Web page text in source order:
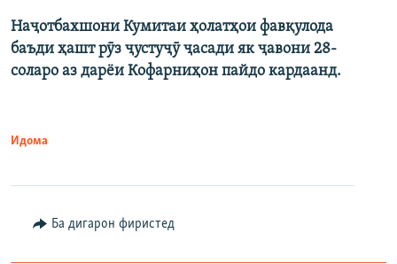
Наҷотбахшони Кумитаи ҳолатҳои фавқулода
баъди ҳашт рӯз ҷустуҷӯ ҷасади як ҷавони 28-
соларо аз дарёи Кофарниҳон пайдо кардаанд.
Идома
Ба дигарон фиристед